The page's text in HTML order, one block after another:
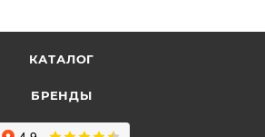
КАТАЛОГ
БРЕНДЫ